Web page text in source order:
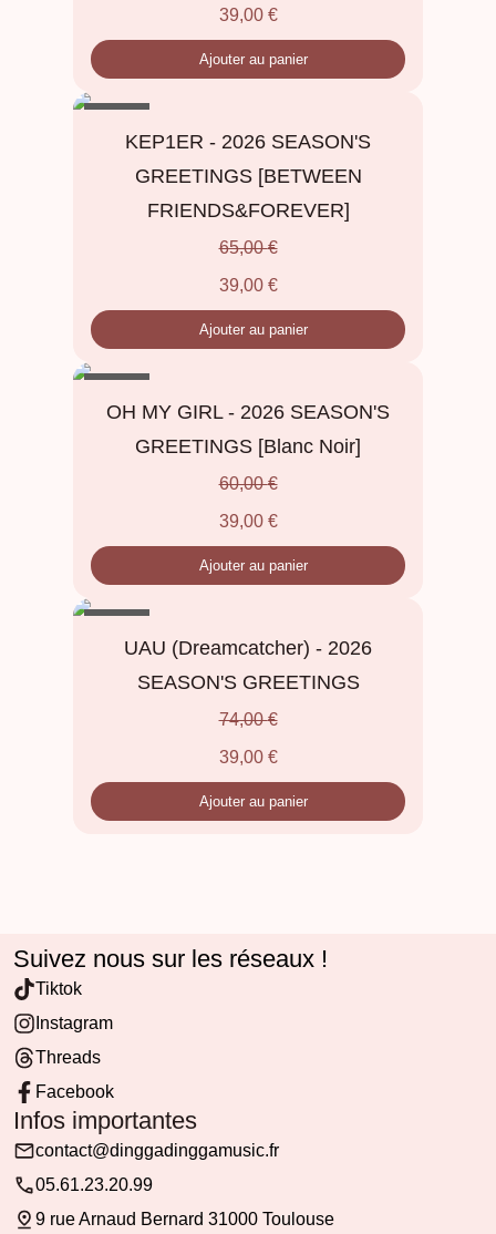
39,00 €
Ajouter au panier
KEP1ER - 2026 SEASON'S
GREETINGS [BETWEEN
FRIENDS&FOREVER]
65,00€
39,00 €
Ajouter au panier
OH MY GIRL - 2026 SEASON'S
GREETINGS [Blanc Noir]
60,00€
39,00 €
Ajouter au panier
UAU (Dreamcatcher) - 2026
SEASON'S GREETINGS
74,00€
39,00 €
Ajouter au panier
Suivez nous sur les réseaux !
Tiktok
Instagram
Threads
Facebook
Infos importantes
contact@dinggadinggamusic.fr
05.61.23.20.99
9 rue Arnaud Bernard 31000 Toulouse